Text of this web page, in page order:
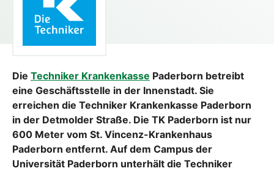
Die Techniker Krankenkasse Paderborn betreibt
eine Geschäftsstelle in der Innenstadt. Sie
erreichen die Techniker Krankenkasse Paderborn
in der Detmolder Straße. Die TK Paderborn ist nur
600 Meter vom St. Vincenz-Krankenhaus
Paderborn entfernt. Auf dem Campus der
Universität Paderborn unterhält die Techniker